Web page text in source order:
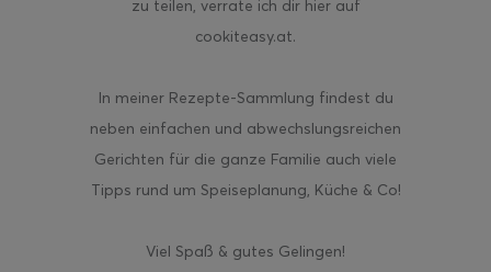
zu teilen, verrate ich dir hier auf
cookiteasy.at.
In meiner Rezepte-Sammlung findest du
neben einfachen und abwechslungsreichen
Gerichten für die ganze Familie auch viele
Tipps rund um Speiseplanung, Küche & Co!
Viel Spaß & gutes Gelingen!